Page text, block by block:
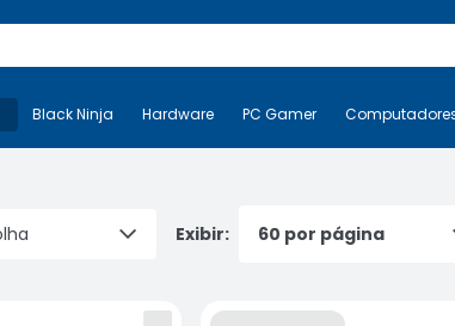
Mais-v- Black Ninja Hardware PC Gamer
Black Ninja Hardware PC Gamer
Exibir: